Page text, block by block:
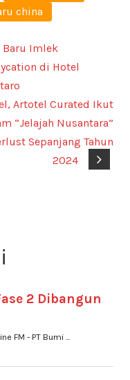
china
Baru Imlek
di Hotel
Artotel Curated Ikut
“Jelajah Nusantara”
Sepanjang Tahun
2024